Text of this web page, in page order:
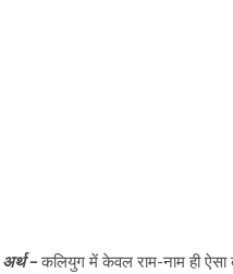
अर्थ –कलियुग में केवल राम-नाम ही